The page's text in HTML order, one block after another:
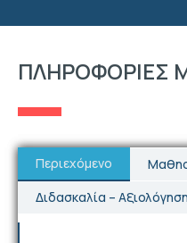
ΠΛΗΡΟΦΟΡΙΕΣ
Περιεχόμενο
Διδασκαλία – Αξιολόγηση